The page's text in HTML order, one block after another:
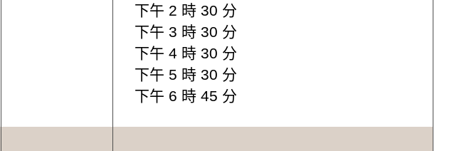
下午 2 時 30 分
下午 3 時 30 分
下午 4 時 30 分
下午 5 時 30 分
下午 6 時 45 分